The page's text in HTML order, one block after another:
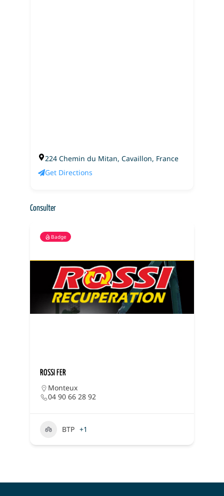
224 Chemin du Mitan, Cavaillon, France
Get Directions
Consulter
Badge
ROSSI FER
Monteux
04 90 66 28 92
BTP +1